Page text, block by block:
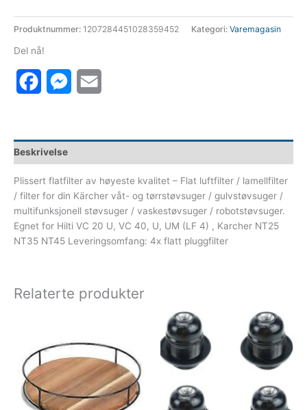
Produktnummer: 1207284451028359452 Kategori: Varemagasin
Del nå!
FacebookMessenger
Beskrivelse
Plissert flatfilter av høyeste kvalitet – Flat luftfilter / lamellfilter
/ filter for din Kärcher våt- og tørrstøvsuger / gulvstøvsuger /
multifunksjonell støvsuger / vaskestøvsuger / robotstøvsuger.
Egnet for Hilti VC 20 U, VC 40, U, UM (LF 4) , Karcher NT25
NT35 NT45 Leveringsomfang: 4x flatt pluggfilter
Relaterte produkter